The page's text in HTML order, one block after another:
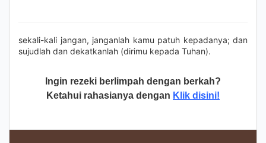
sekali-kali jangan, janganlah kamu patuh kepadanya; dan
sujudlah dan dekatkanlah (dirimu kepada Tuhan).
Ingin rezeki berlimpah dengan berkah?
Ketahui rahasianya dengan Klik disini!